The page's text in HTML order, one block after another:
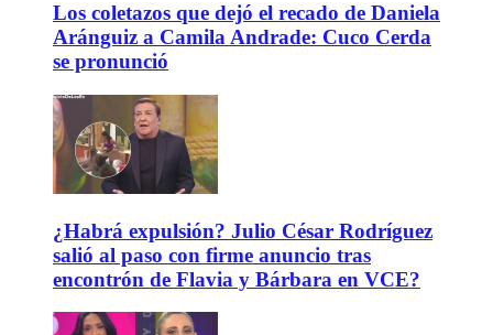
Los coletazos que dejó el recado de Daniela
Aránguiz a Camila Andrade: Cuco Cerda
se pronunció
¿Habrá expulsión? Julio César Rodríguez
salió al paso con firme anuncio tras
encontrón de Flavia y Bárbara en VCE?